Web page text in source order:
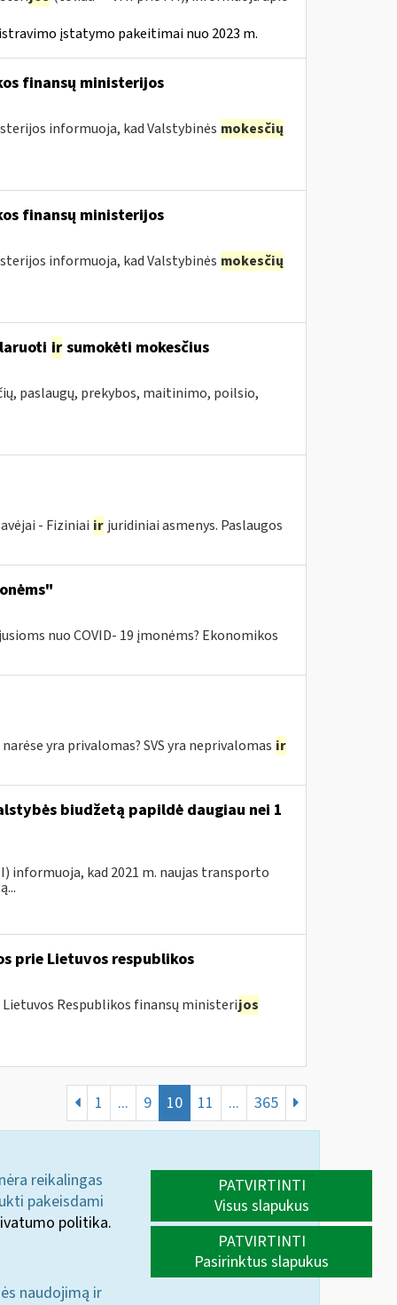
įstatymo pakeitimai nuo 2023 m.
finansų ministerijos
informuoja, kad Valstybinės mokesčių
finansų ministerijos
informuoja, kad Valstybinės mokesčių
irsumokėti mokesčius
paslaugų, prekybos, maitinimo, poilsio,
- Fiziniai ir juridiniai asmenys. Paslaugos
nuo COVID- 19 įmonėms? Ekonomikos
yra privalomas? SVS yra neprivalomas ir
biudžetą papildė daugiau nei 1
informuoja, kad 2021 m. naujas transporto
prie Lietuvos respublikos
Respublikos finansų ministerijos
1 ... 9 10 11 ... 365
reikalingas
pakeisdami
politika.
naudojimą ir
PATVIRTINTI
Visus slapukus
PATVIRTINTI
Pasirinktus slapukus